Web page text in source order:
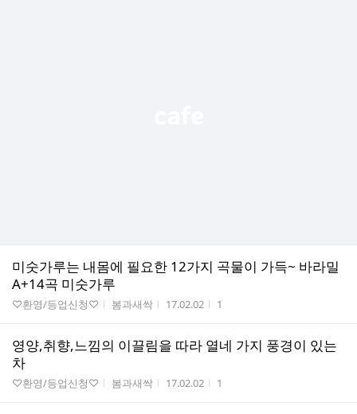
미숫가루는 내몸에 필요한 12가지 곡물이 가득~ 바라밀
A+14곡 미숫가루
게시판명
♡환영/등업신청♡ 작성자
봄과새싹 작성시간
17.02.02 조회수
1
영양,취향,느낌의 이끌림을 따라 열네 가지 풍경이 있는
차
게시판명
♡환영/등업신청♡ 작성자
봄과새싹 작성시간
17.02.02 조회수
1